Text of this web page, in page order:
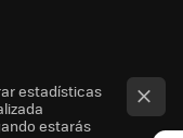
estadísticas
estarás